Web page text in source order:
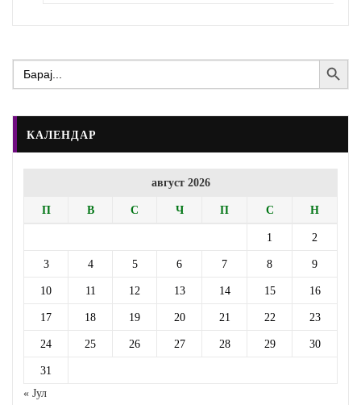
Search
for:
Search Button
КАЛЕНДАР
август 2026
П В С Ч П С Н
1 2
3 4 5 6 7 8 9
10 11 12 13 14 15 16
17 18 19 20 21 22 23
24 25 26 27 28 29 30
31
« Јул